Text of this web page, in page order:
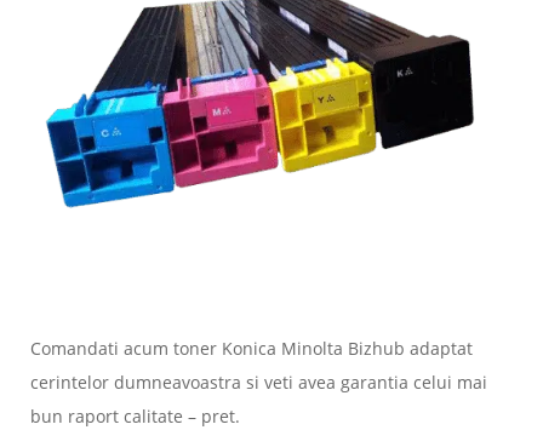
Comandati acum toner Konica Minolta Bizhub adaptat
cerintelor dumneavoastra si veti avea garantia celui mai
bun raport calitate – pret.